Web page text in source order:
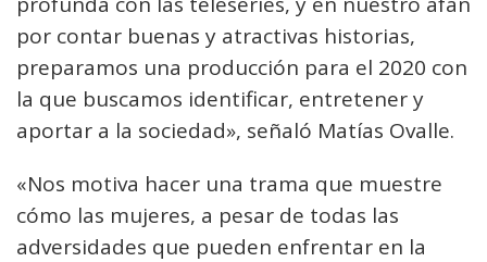
por contar buenas y atractivas historias,
preparamos una producción para el 2020 con
la que buscamos identificar, entretener y
aportar a la sociedad», señaló Matías Ovalle.
«Nos motiva hacer una trama que muestre
cómo las mujeres, a pesar de todas las
adversidades que pueden enfrentar en la